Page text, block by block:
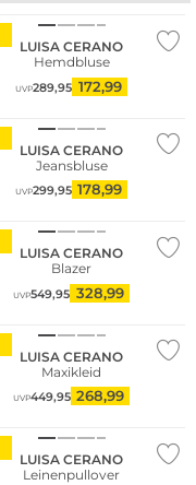
LUISA CERANO
Hemdbluse
UVP289,95 172,99
LUISA CERANO
Jeansbluse
UVP299,95 178,99
LUISA CERANO
Blazer
UVP549,95 328,99
LUISA CERANO
Maxikleid
UVP449,95 268,99
LUISA CERANO
Leinenpullover